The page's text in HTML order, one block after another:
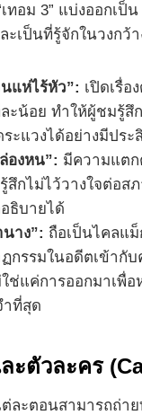
เทอม 3” แบ่งออกเ
ะเป็นที่รู้จักในวงกว้
แห่ไร้หัว”: เปิดเรื่
ะน้อย ทำให้ผู้ชมรู้สึ
ะแวงได้อย่างมีประ
องหน”: มีความแตก
สึกไม่ไว้วางใจต่อ
ธิบายได้
าง”: ถือเป็นไคลแ
กรรมในอดีตเข้ากั
ช่แค่การออกมาเพื่
ำที่สุด
ะตัวละคร
ละตอนสามารถถ่า